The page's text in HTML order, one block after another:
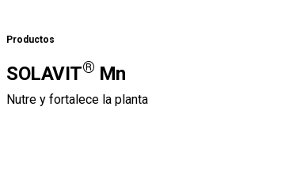
Productos
SOLAVIT® Mn
Nutre y fortalece la planta